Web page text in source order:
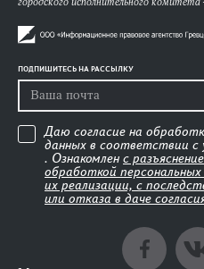
ПОДПИШИТЕСЬ НА РАССЫЛКУ
Даю согласие на
данных в соответствии с
. Ознакомлен с
обработкой
их реализации, с
или отказа в даче